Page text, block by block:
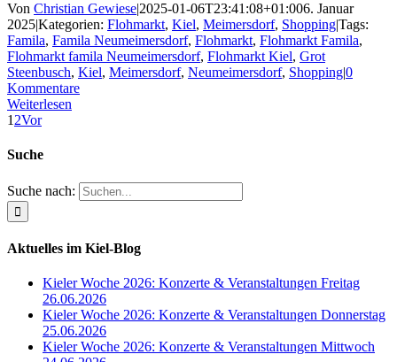
Von Christian Gewiese|2025-01-06T23:41:08+01:006. Januar
2025|Kategorien: Flohmarkt, Kiel, Meimersdorf, Shopping|Tags:
Famila, Famila Neumeimersdorf, Flohmarkt, Flohmarkt Famila,
Flohmarkt famila Neumeimersdorf, Flohmarkt Kiel, Grot
Steenbusch, Kiel, Meimersdorf, Neumeimersdorf, Shopping|0
Kommentare
Weiterlesen
1 2Vor
Suche
Suche nach:
Aktuelles im Kiel-Blog
Kieler Woche 2026: Konzerte & Veranstaltungen Freitag
26.06.2026
Kieler Woche 2026: Konzerte & Veranstaltungen Donnerstag
25.06.2026
Kieler Woche 2026: Konzerte & Veranstaltungen Mittwoch